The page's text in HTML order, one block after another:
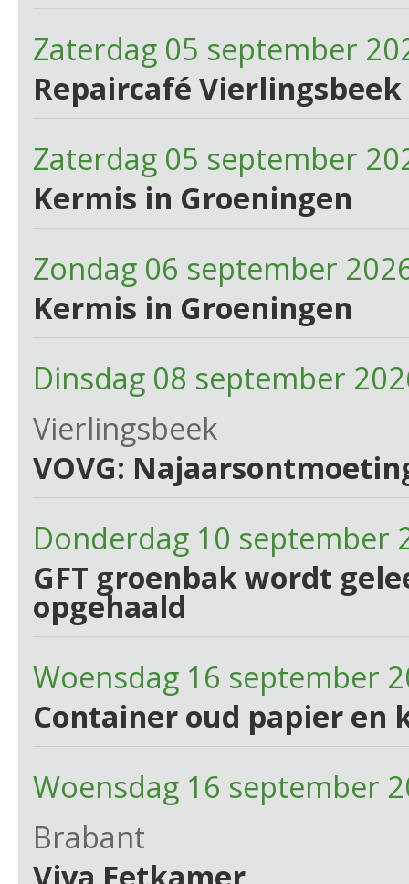
Zaterdag 05 september
Repaircafé
Zaterdag 05 september
Kermis in Groeningen
Zondag 06 september
Kermis in Groeningen
Dinsdag 08 september
Vierlingsbeek
VOVG:
Donderdag 10 september
GFT groenbak wordt
opgehaald
Woensdag 16 september
Container oud papier en
Woensdag 16 september
Brabant